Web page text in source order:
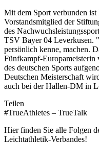
Mit dem Sport verbunden
Vorstandsmitglied der
des
TSV Bayer 04 Leverkusen.
persönlich kenne, machen.
Fünfkampf-
des deutschen Sports
Deutschen Meisterschaft
auch bei der Hallen-DM in
Teilen
#TrueAthletes – TrueTalk
Hier finden Sie alle Folgen
Leichtathletik-Verbandes!